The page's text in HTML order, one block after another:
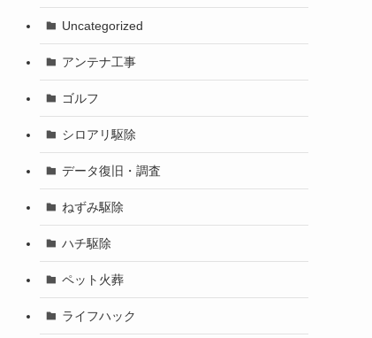
Uncategorized
アンテナ工事
ゴルフ
シロアリ駆除
データ復旧・調査
ねずみ駆除
ハチ駆除
ペット火葬
ライフハック